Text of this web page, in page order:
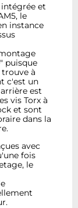
et
le
instance
puisque
à
c'est un
est
vis Torx à
et sont
dans la
avec
fois
le